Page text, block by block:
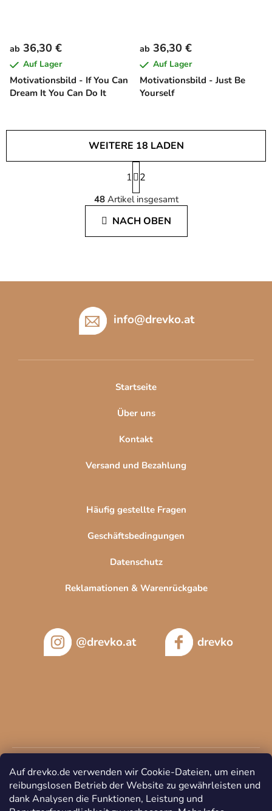
Auf drevko.de verwenden wir Cookie-Dateien, um einen
reibungslosen Betrieb der Website zu gewährleisten und
dank Analysen die Funktionen, Leistung und
Motivationsbild - If You Can
Dream It You Can Do It
ab 36,30 €
Auf Lager
Motivationsbild - Just Be
Yourself
ab 36,30 €
Auf Lager
S
t
e
u
e
l
e
e
e
L
s
e
WEITERE 18 LADEN
P
a
g
i
i
e
g
1 2
48Artikel insgesamt
NACH OBEN
info@drevko.at
Startseite
Über uns
Kontakt
Versand und Bezahlung
Häufig gestellte Fragen
Geschäftsbedingungen
Datenschutz
Reklamationen & Warenrückgabe
@drevko.at drevko